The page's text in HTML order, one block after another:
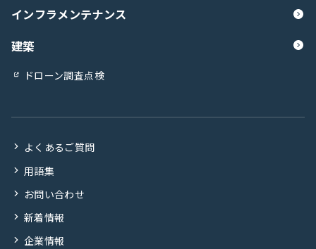
インフラメンテナンス
建築
ドローン調査点検
よくあるご質問
用語集
お問い合わせ
新着情報
企業情報